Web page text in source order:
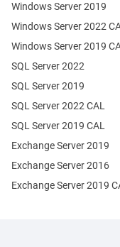
Windows Server 2019
Exchange Server 2019
Exchange Server 2016
SQL Server 2022
SQL Server 2019
Windows Server 2022
Windows Server 2019
SQL Server 2022 CAL
SQL Server 2019 CAL
Exchange Server 2019